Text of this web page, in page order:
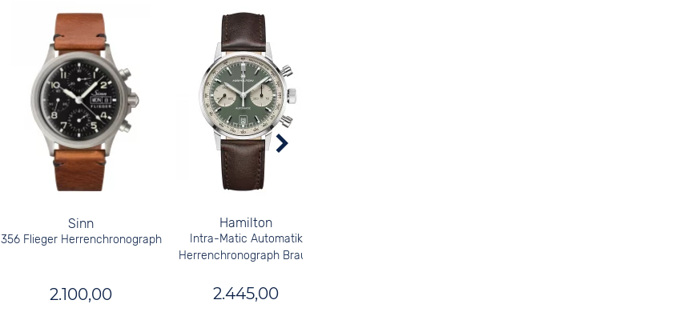
Sinn
356 Flieger Herrenchronograph
2.100,00
Hamilton
Intra-Matic Automatik
Herrenchronograph Braun
2.445,00